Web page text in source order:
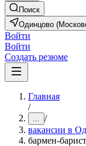
Поиск
Одинцово
Войти
Войти
Создать резюме
Главная
/
... /
вакансии в
бармен-